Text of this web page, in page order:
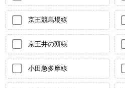
京王競馬場線
京王井の頭線
小田急多摩線